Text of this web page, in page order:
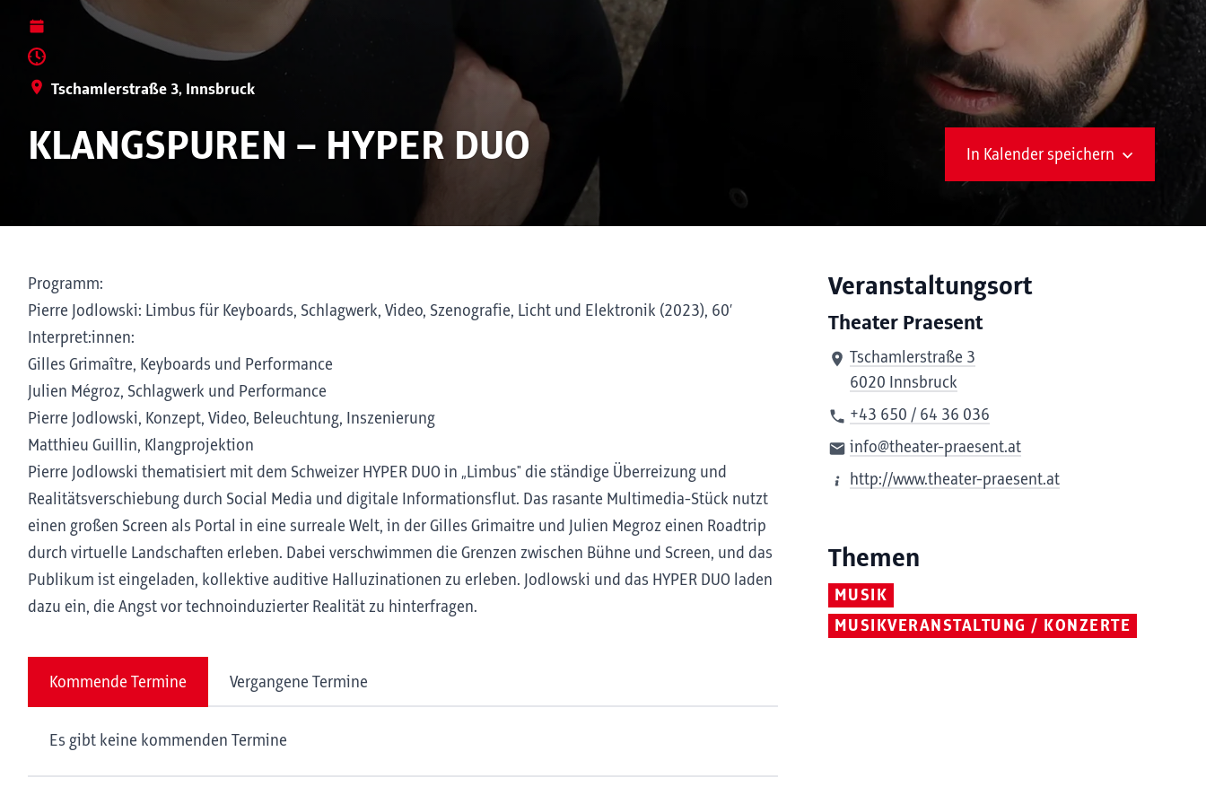
Tschamlerstraße 3, Innsbruck
KLANGSPUREN – HYPER DUO In Kalender speichern
Programm:
Pierre Jodlowski: Limbus für Keyboards, Schlagwerk, Video, Szenografie, Licht und Elektronik (2023), 60’
Interpret:innen:
Gilles Grimaître, Keyboards und Performance
Julien Mégroz, Schlagwerk und Performance
Pierre Jodlowski, Konzept, Video, Beleuchtung, Inszenierung
Matthieu Guillin, Klangprojektion
Pierre Jodlowski thematisiert mit dem Schweizer HYPER DUO in „Limbus" die ständige Überreizung und
Realitätsverschiebung durch Social Media und digitale Informationsflut. Das rasante Multimedia-Stück nutzt
einen großen Screen als Portal in eine surreale Welt, in der Gilles Grimaitre und Julien Megroz einen Roadtrip
durch virtuelle Landschaften erleben. Dabei verschwimmen die Grenzen zwischen Bühne und Screen, und das
Publikum ist eingeladen, kollektive auditive Halluzinationen zu erleben. Jodlowski und das HYPER DUO laden
dazu ein, die Angst vor technoinduzierter Realität zu hinterfragen.
Kommende Termine Vergangene Termine
Es gibt keine kommenden Termine
Veranstaltungsort
Theater Praesent
Tschamlerstraße 3
6020 Innsbruck
+43 650 / 64 36 036
info@theater-praesent.at
http://www.theater-praesent.at
Themen
MUSIK
MUSIKVERANSTALTUNG / KONZERTE